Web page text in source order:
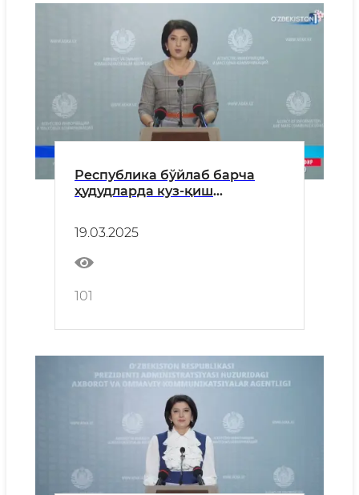
Республика бўйлаб барча
ҳудудларда куз-қиш
йўлларида амалга
оширилаётган таъмирлаш
ишлари ҳақида Автомобил
йўллари қўмитасининг
брифинги бўлиб ўтди.
19.03.2025
101